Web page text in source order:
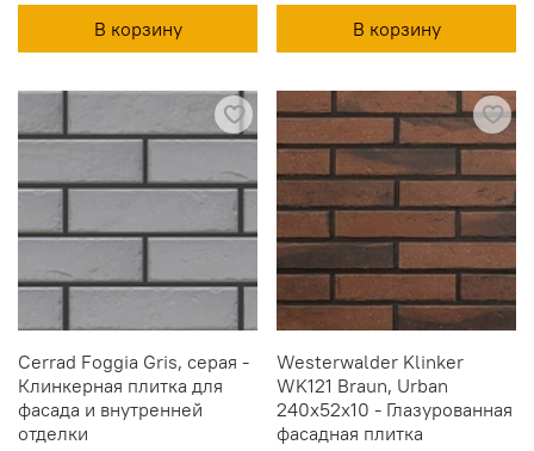
В корзину В корзину
Cerrad Foggia Gris, серая -
Клинкерная плитка для
фасада и внутренней
отделки
Westerwalder Klinker
WK121 Braun, Urban
240x52x10 - Глазурованная
фасадная плитка